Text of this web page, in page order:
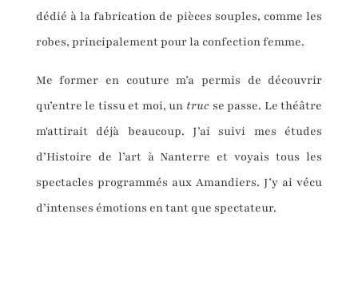
dédié à la fabrication de pièces souples, comme les
robes, principalement pour la confection femme.
Me former en couture m’a permis de découvrir
qu’entre le tissu et moi, un truc se passe. Le théâtre
m'attirait déjà beaucoup. J’ai suivi mes études
d’Histoire de l’art à Nanterre et voyais tous les
spectacles programmés aux Amandiers. J’y ai vécu
d’intenses émotions en tant que spectateur.